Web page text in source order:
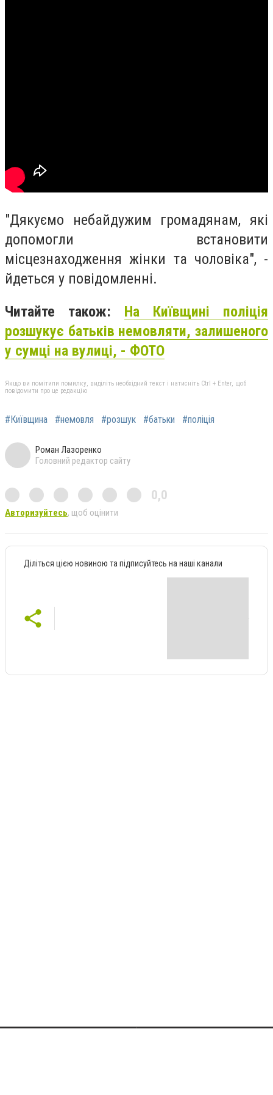
"Дякуємо небайдужим громадянам, які
допомогли встановити
місцезнаходження жінки та чоловіка", -
йдеться у повідомленні.
Читайте також: На Київщині поліція
розшукує батьків немовляти, залишеного
у сумці на вулиці, - ФОТО
Якщо ви помітили помилку, виділіть необхідний текст і натисніть Ctrl + Enter, щоб
повідомити про це редакцію
#Київщина #немовля #розшук #батьки #поліція
Роман Лазоренко
Головний редактор сайту
0,0
Авторизуйтесь, щоб оцінити
Діліться цією новиною та підписуйтесь на наші канали